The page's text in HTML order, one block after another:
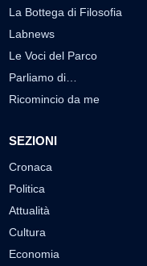
La Bottega di Filosofia
Labnews
Le Voci del Parco
Parliamo di…
Ricomincio da me
SEZIONI
Cronaca
Politica
Attualità
Cultura
Economia